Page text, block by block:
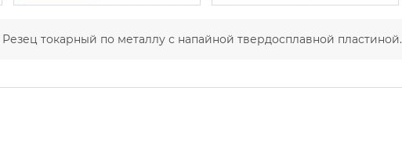
токарный по металлу с напайной твердосплавной пластиной.